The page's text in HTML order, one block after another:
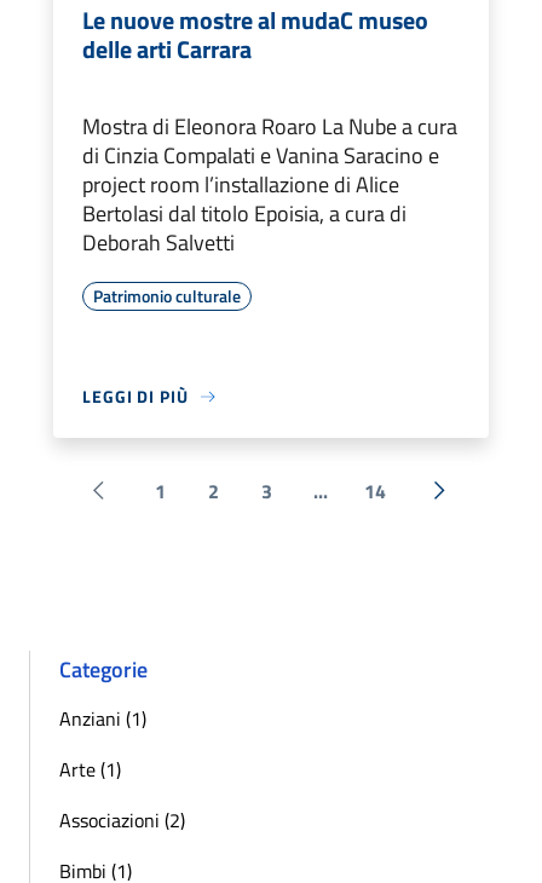
Le nuove mostre al mudaC museo
delle arti Carrara
Mostra di Eleonora Roaro La Nube a cura
di Cinzia Compalati e Vanina Saracino e
project room l’installazione di Alice
Bertolasi dal titolo Epoisia, a cura di
Deborah Salvetti
Patrimonio culturale
LEGGI DI PIÙ
Pagina precedente
1 2 3 ... 14 Successiva
Categorie
Anziani (1)
Arte (1)
Associazioni (2)
Bimbi (1)